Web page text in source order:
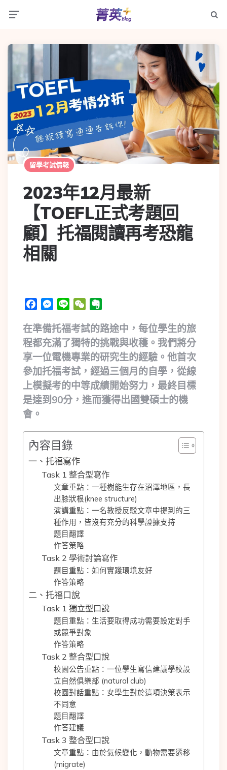
留學考試情報
2023年12月最新
【TOEFL正式考題回
顧】托福閱讀再考恐龍
相關
FacebookMessenger
Line WeChat
在準備托福考試的路途中，每位學生的旅
程都充滿了獨特的挑戰與收穫。我們將分
享一位電機專業的研究生的經驗。他首次
參加托福考試，經過三個月的自學，從線
上模擬考的中等成績開始努力，最終目標
是達到90分，進而獲得出國雙碩士的機
會。
內容目錄
一、托福寫作
Task 1 整合型寫作
文章重點：一種樹能生存在沼澤地區，長
出膝狀根(knee structure)
演講重點：一名教授反駁文章中提到的三
種作用，皆沒有充分的科學證據支持
題目翻譯
作答策略
Task 2 學術討論寫作
題目重點：如何實踐環境友好
作答策略
二、托福口說
Task 1 獨立型口說
題目重點：生活要取得成功需要設定對手
或競爭對象
作答策略
Task 2 整合型口說
校園公告重點：一位學生寫信建議學校設
立自然俱樂部 (natural club)
校園對話重點：女學生對於這項決策表示
不同意
題目翻譯
作答建議
Task 3 整合型口說
文章重點：由於氣候變化，動物需要遷移
(migrate)